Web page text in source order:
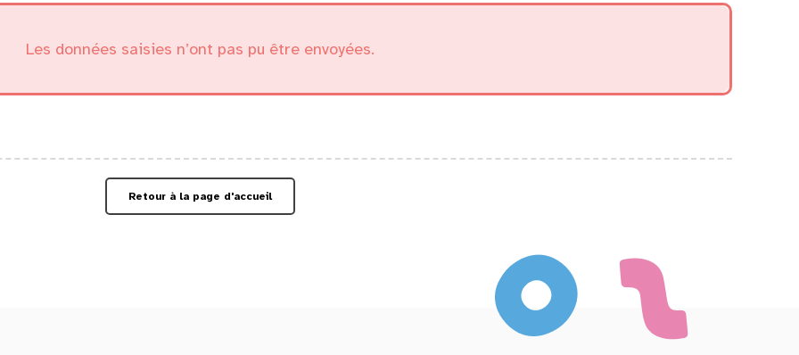
Les données saisies n’ont pas pu être envoyées.
Retour à la page d'accueil